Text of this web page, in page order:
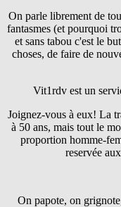
On parle librement de
fantasmes (et pourquoi
et sans tabou c'est le
choses, de faire de
Vit1rdv est un
Joignez-vous à eux! La
à 50 ans, mais tout le
proportion homme-
reservée
On papote, on